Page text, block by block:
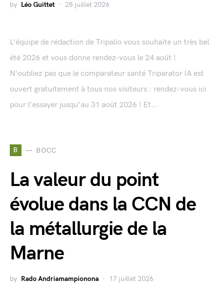
by Léo Guittet 28 juillet 2026
L'équipe de rédaction de Tripalio vous souhaite un très bel
été 2026 et vous donne rendez-vous le 24 août !
N'oubliez pas que le comparateur santé Triparator IA est
ouvert gratuitement à tous nos visiteurs : rendez-vous ici
pour l'essayer jusqu'au 31 août 2026 ! Et...
B BOCC
La valeur du point
évolue dans la CCN de
la métallurgie de la
Marne
by Rado Andriamampionona 17 juillet 2026